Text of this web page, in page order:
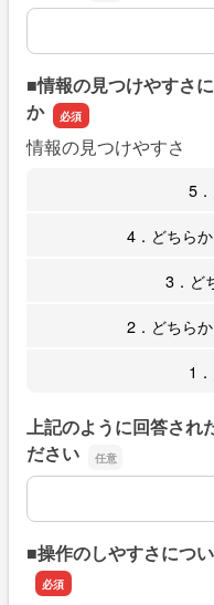
上記のように回答され
■情報の見つけやすさ
か
情報の見つけやすさ
5
4．どちら
3．ど
2．どちら
1
上記のように回答され
ださい
上記のように回答され
■操作のしやすさにつ